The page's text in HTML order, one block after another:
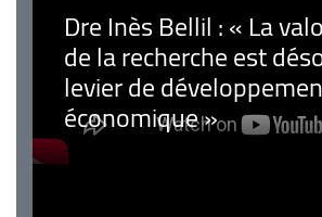
Dre Inès Bellil : « La
de la recherche est
levier de
économique »